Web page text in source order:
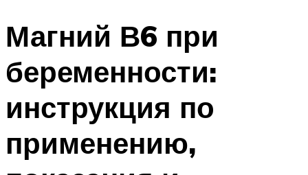
Магний В6 при
беременности:
инструкция по
применению,